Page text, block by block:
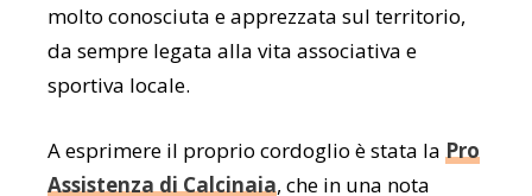
molto conosciuta e apprezzata sul territorio,
da sempre legata alla vita associativa e
sportiva locale.
A esprimere il proprio cordoglio è stata la Pro
Assistenza di Calcinaia, che in una nota